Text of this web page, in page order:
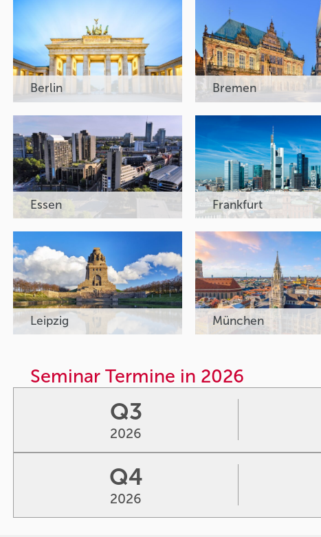
Berlin Bremen
Essen Frankfurt
Leipzig München
Seminar Termine in 2026
Q3
2026
Q4
2026